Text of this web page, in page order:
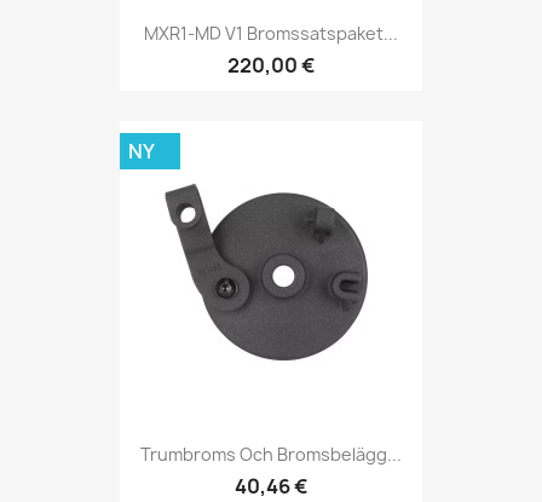
MXR1-MD V1 Bromssatspaket...
220,00 €
Trumbroms Och Bromsbelägg...
40,46 €
NY